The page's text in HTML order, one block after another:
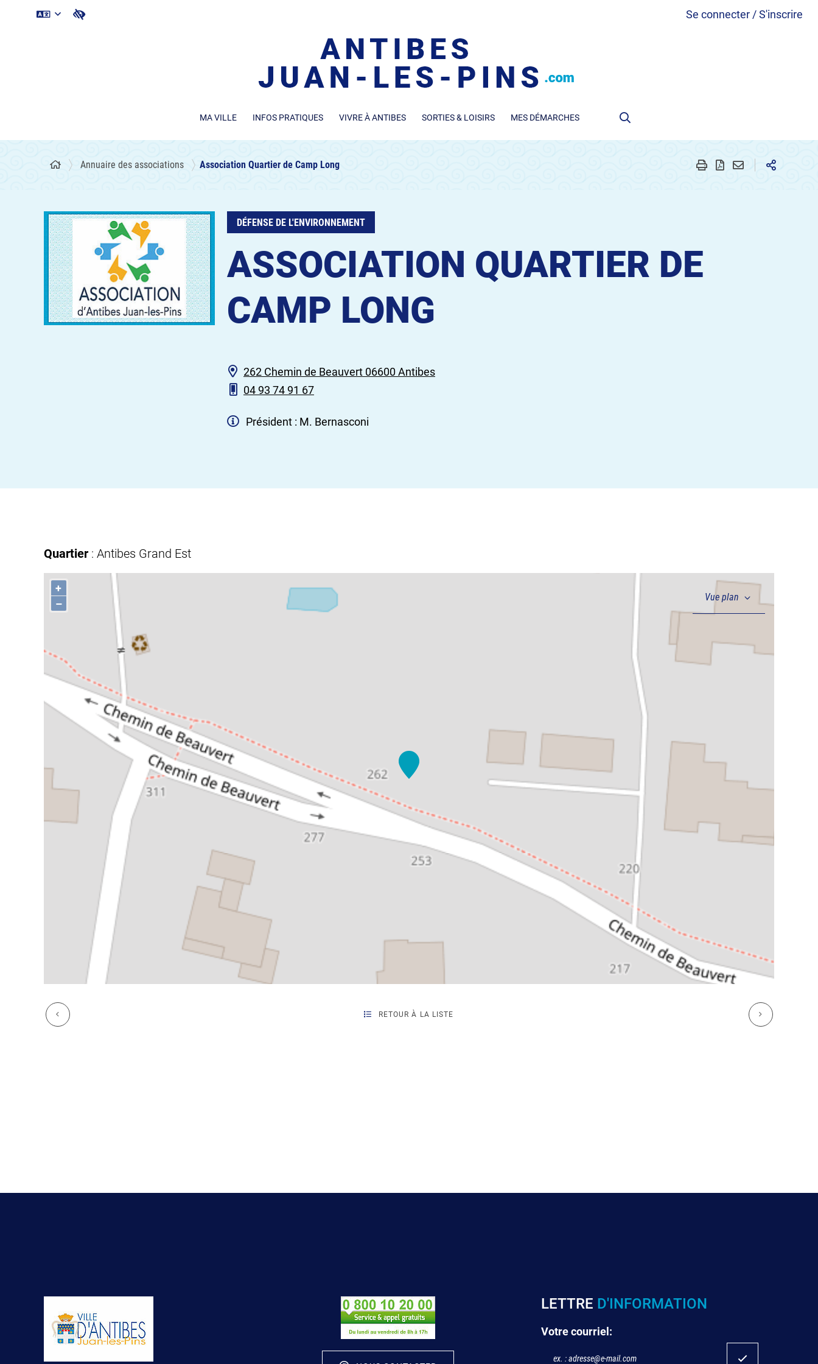
Se connecter / S'inscrire
MA VILLE INFOS PRATIQUES VIVRE À ANTIBES SORTIES & LOISIRS MES DÉMARCHES
Annuaire des associations Association Quartier de Camp Long
DÉFENSE DE L'ENVIRONNEMENT
ASSOCIATION QUARTIER DE
CAMP LONG
262 Chemin de Beauvert 06600 Antibes
04 93 74 91 67
Président : M. Bernasconi
Quartier : Antibes Grand Est
+
–
RETOUR À LA LISTE
LETTRE D'INFORMATION
Votre courriel: